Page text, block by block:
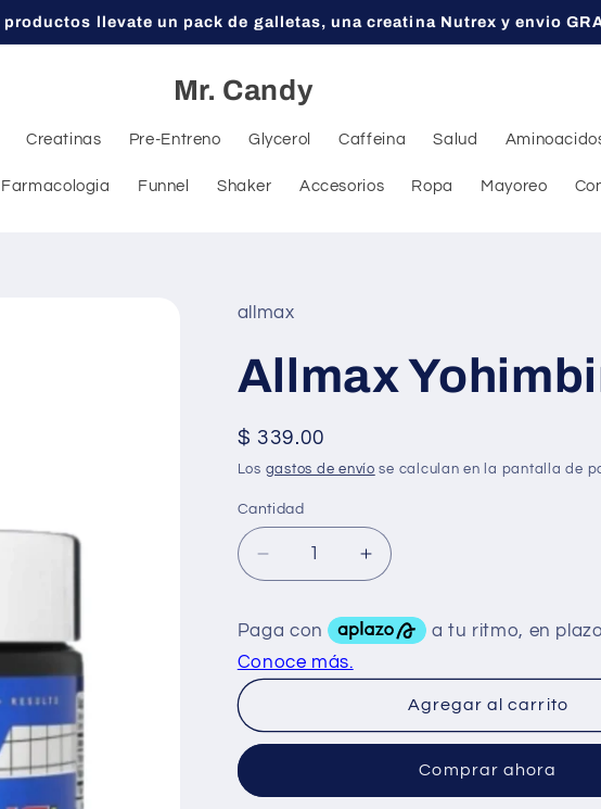
productos llevate un pack de galletas, una creatina Nutrex y envio
Mr. Candy
Creatinas Pre-Entreno Glycerol Caffeina Salud
Farmacologia Funnel Shaker Accesorios Ropa Mayoreo
allmax
Allmax
Precio
habitual
$ 339.00
Los gastos de envío se calculan en la pantalla de
Cantidad
Reducir
cantidad
Allmax
Yohimbine
60
Aumentar
cantidad
para
Allmax
60
CapsAgregar al carrito
Comprar ahora